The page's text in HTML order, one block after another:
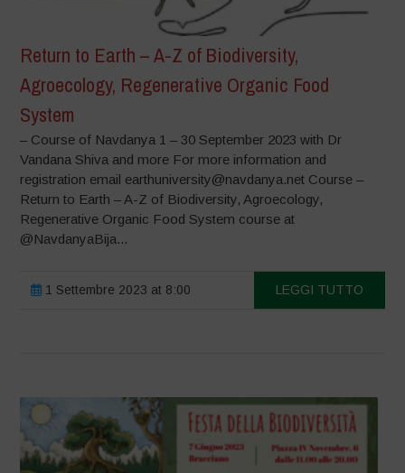
Return to Earth – A-Z of Biodiversity,
Agroecology, Regenerative Organic Food
System
– Course of Navdanya 1 – 30 September 2023 with Dr
Vandana Shiva and more For more information and
registration email earthuniversity@navdanya.net Course –
Return to Earth – A-Z of Biodiversity, Agroecology,
Regenerative Organic Food System course at
@NavdanyaBija...
1 Settembre 2023 at 8:00 LEGGI TUTTO